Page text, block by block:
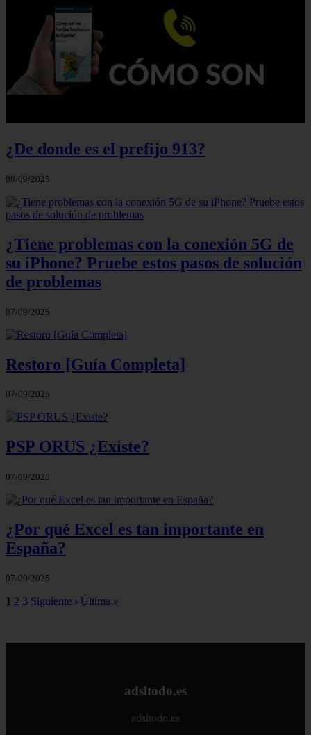
¿De donde es el prefijo 913?
08/09/2025
¿Tiene problemas con la conexión 5G de
su iPhone? Pruebe estos pasos de solución
de problemas
07/09/2025
Restoro [Guía Completa]
07/09/2025
PSP ORUS ¿Existe?
07/09/2025
¿Por qué Excel es tan importante en
España?
07/09/2025
1 2 3 Siguiente › Última »
adsltodo.es
adsltodo.es